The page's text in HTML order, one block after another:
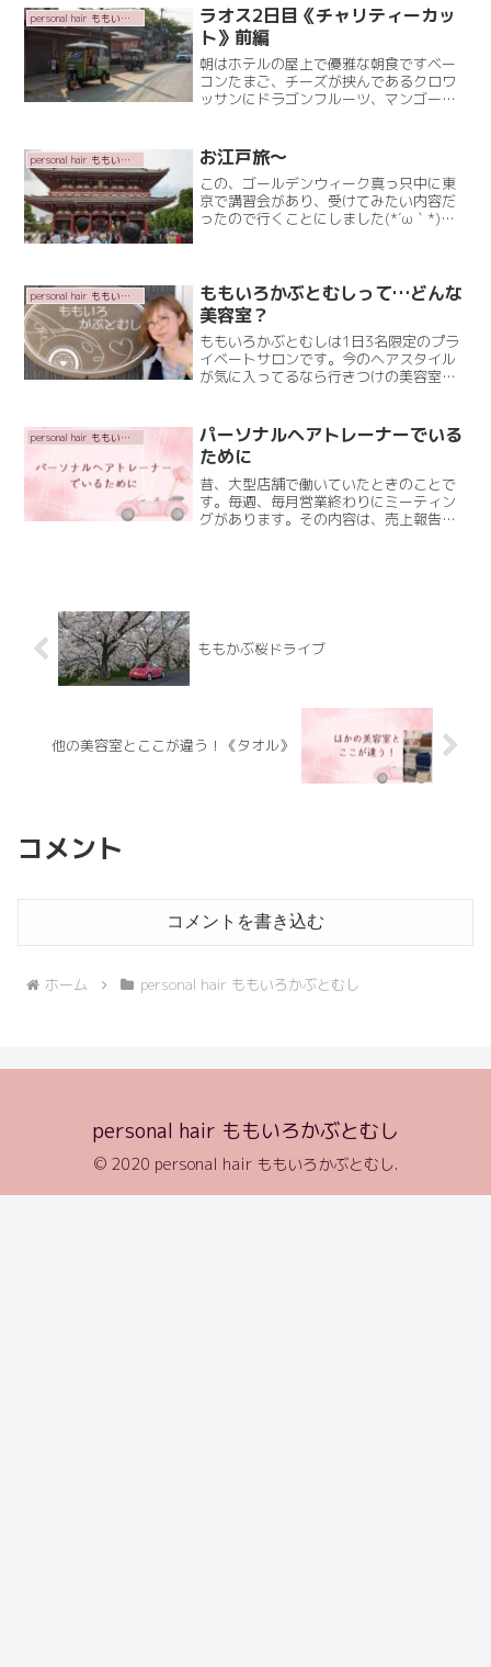
ーに染まった、ビビットな髪Read More
personal hair ももいろかぶとむし
ラオス2日目《チャリティーカッ
ト》前編
朝はホテルの屋上で優雅な朝食ですベー
コンたまご、チーズが挟んであるクロワ
ッサンにドラゴンフルーツ、マンゴーの
ープロジェクト2024~職業訓練センター
の生徒さん、先生のRead More
personal hair ももいろかぶとむし お江戸旅〜
この、ゴールデンウィーク真っ只中に東
京で講習会があり、受けてみたい内容だ
ったので行くことにしました(⁠*⁠´⁠ω⁠｀⁠*⁠)せ
personal hair ももいろかぶとむし
ももいろかぶとむしって…どんな
美容室？
ももいろかぶとむしは1日3名限定のプラ
イベートサロンです。今のヘアスタイル
が気に入ってるなら行きつけの美容室を
教えて欲しい※艶のある髪を手に入れた
いそんな方の為のサロンRead More
personal hair ももいろかぶとむし
パーソナルヘアトレーナーでいる
ために
昔、大型店舗で働いていたときのことで
す。毎週、毎月営業終わりにミーティン
グがあります。その内容は、売上報告、
ももかぶ桜ドライブ
他の美容室とここが違う！《タオル》
コメント
コメントを書き込む
ホーム personal hair ももいろかぶとむし
personal hair ももいろかぶとむし
© 2020 personal hair ももいろかぶとむし.